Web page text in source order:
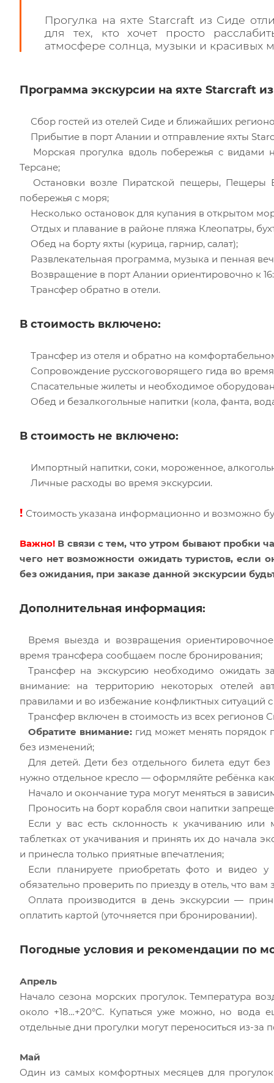
Прогулка на яхте Starcraft из Сиде
для тех, кто хочет просто
атмосфере солнца, музыки и красивых
Программа экскурсии на яхте Starcraft
Сбор гостей из отелей Сиде и ближайших
Прибытие в порт Алании и отправление яхты
Морская прогулка вдоль побережья с
Терсане;
Остановки возле Пиратской пещеры,
побережья с моря;
Несколько остановок для купания в открытом
Отдых и плавание в районе пляжа Клеопатры,
Обед на борту яхты (курица, гарнир, салат);
Развлекательная программа, музыка и пенная
Возвращение в порт Алании ориентировочно к
Трансфер обратно в отели.
В стоимость включено:
Трансфер из отеля и обратно на
Сопровождение русскоговорящего гида во время
Спасательные жилеты и необходимое
Обед и безалкогольные напитки (кола, фанта,
В стоимость не включено:
Импортный напитки, соки, мороженное,
Личные расходы во время экскурсии.
! Стоимость указана информационно и возможно
Важно! В связи с тем, что утром бывают пробки
чего нет возможности ожидать туристов, если
без ожидания, при заказе данной экскурсии
Дополнительная информация:
Время выезда и возвращения
время трансфера сообщаем после бронирования;
Трансфер на экскурсию необходимо ожидать
внимание: на территорию некоторых отелей
правилами и во избежание конфликтных ситуаций
Трансфер включен в стоимость из всех регионов
Обратите внимание: гид может менять порядок
без изменений;
Для детей. Дети без отдельного билета едут
нужно отдельное кресло — оформляйте ребёнка
Начало и окончание тура могут меняться в
Проносить на борт корабля свои напитки
Если у вас есть склонность к укачиванию или
таблетках от укачивания и принять их до начала
и принесла только приятные впечатления;
Если планируете приобретать фото и видео
обязательно проверить по приезду в отель, что
Оплата производится в день экскурсии —
оплатить картой (уточняется при бронировании).
Погодные условия и рекомендации по
Апрель
Начало сезона морских прогулок. Температура
около +18…+20°C. Купаться уже можно, но
отдельные дни прогулки могут переноситься из-за
Май
Один из самых комфортных месяцев для прогулок